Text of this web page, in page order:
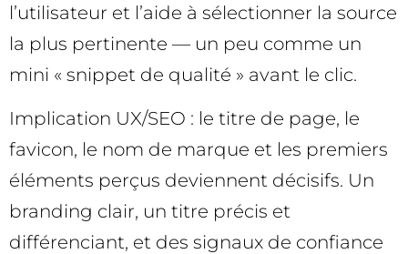
l’utilisateur et l’aide à sélectionner la source
la plus pertinente — un peu comme un
mini « snippet de qualité » avant le clic.
Implication UX/SEO : le titre de page, le
favicon, le nom de marque et les premiers
éléments perçus deviennent décisifs. Un
branding clair, un titre précis et
différenciant, et des signaux de confiance